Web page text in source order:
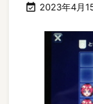
 2023年4月